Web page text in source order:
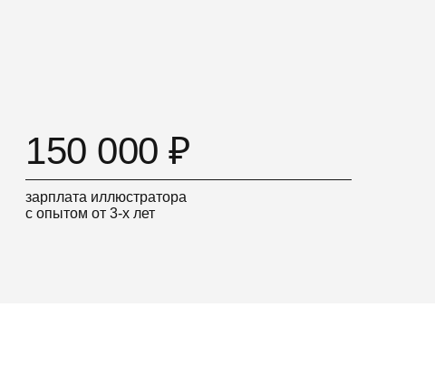
зарплата иллюстратора
с опытом от 3-х лет
150 000 ₽